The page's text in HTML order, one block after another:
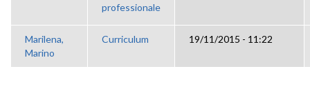
professionale
Marilena,
Marino
Curriculum 19/11/2015 - 11:22